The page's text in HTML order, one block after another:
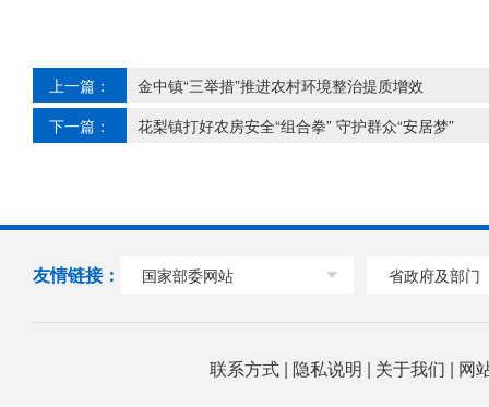
上一篇：
金中镇“三举措”推进农村环境整治提质增效
下一篇：
花梨镇打好农房安全“组合拳” 守护群众“安居梦”
友情链接： 国家部委网站 省政府及部门
联系方式| 隐私说明 | 关于我们 | 网